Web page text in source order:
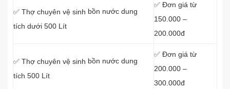
✅ Thợ chuyên vệ sinh bồn nước dung
tích dưới 500 Lít
✅ Đơn giá từ
150.000 –
200.000đ
✅ Thợ chuyên vệ sinh bồn nước dung
tích 500 Lít
✅ Đơn giá từ
200.000 –
300.000đ